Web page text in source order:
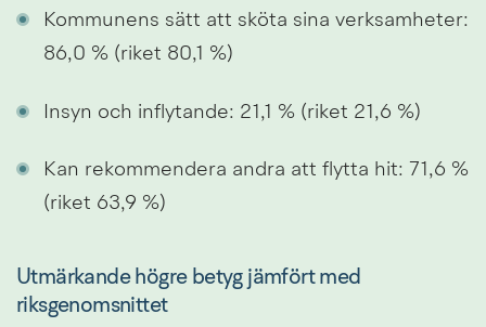
Kommunens sätt att sköta sina verksamheter:
86,0 % (riket 80,1 %)
Insyn och inflytande: 21,1 % (riket 21,6 %)
Kan rekommendera andra att flytta hit: 71,6 %
(riket 63,9 %)
Utmärkande högre betyg jämfört med
riksgenomsnittet